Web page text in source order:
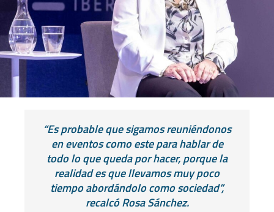
“Es probable que sigamos reuniéndonos
en eventos como este para hablar de
todo lo que queda por hacer, porque la
realidad es que llevamos muy poco
tiempo abordándolo como sociedad”,
recalcó Rosa Sánchez.